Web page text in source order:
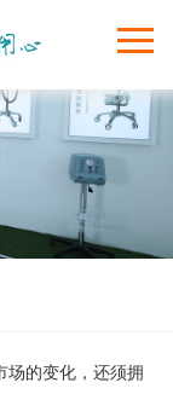
的变化，还须拥